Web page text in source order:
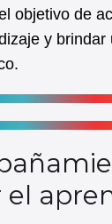
objetivo de
y brindar